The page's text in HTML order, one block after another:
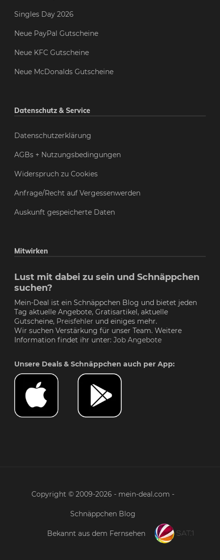
Singles Day 2026
Neue PayPal Gutscheine
Neue KFC Gutscheine
Neue McDonalds Gutscheine
Datenschutz & Service
Datenschutzerklärung
AGBs + Nutzungsbedingungen
Widerspruch zu Cookies
Anfrage/Recht auf Vergessenwerden
Auskunft gespeicherte Daten
Mitwirken
Lust mit dabei zu sein und Schnäppchen
suchen?
Mein-Deal ist ein Schnäppchen Blog und bietet jeden
Tag aktuelle Angebote, Gratisartikel, aktuelle
Gutscheine, Preisfehler und einiges mehr.
Wir suchen Verstärkung für unser Team. Weitere
Information findet ihr unter: Job Angebote
Unsere Deals & Schnäppchen auch per App:
Copyright © 2009-2026 - mein-deal.com -
Schnäppchen Blog
Bekannt aus dem Fernsehen